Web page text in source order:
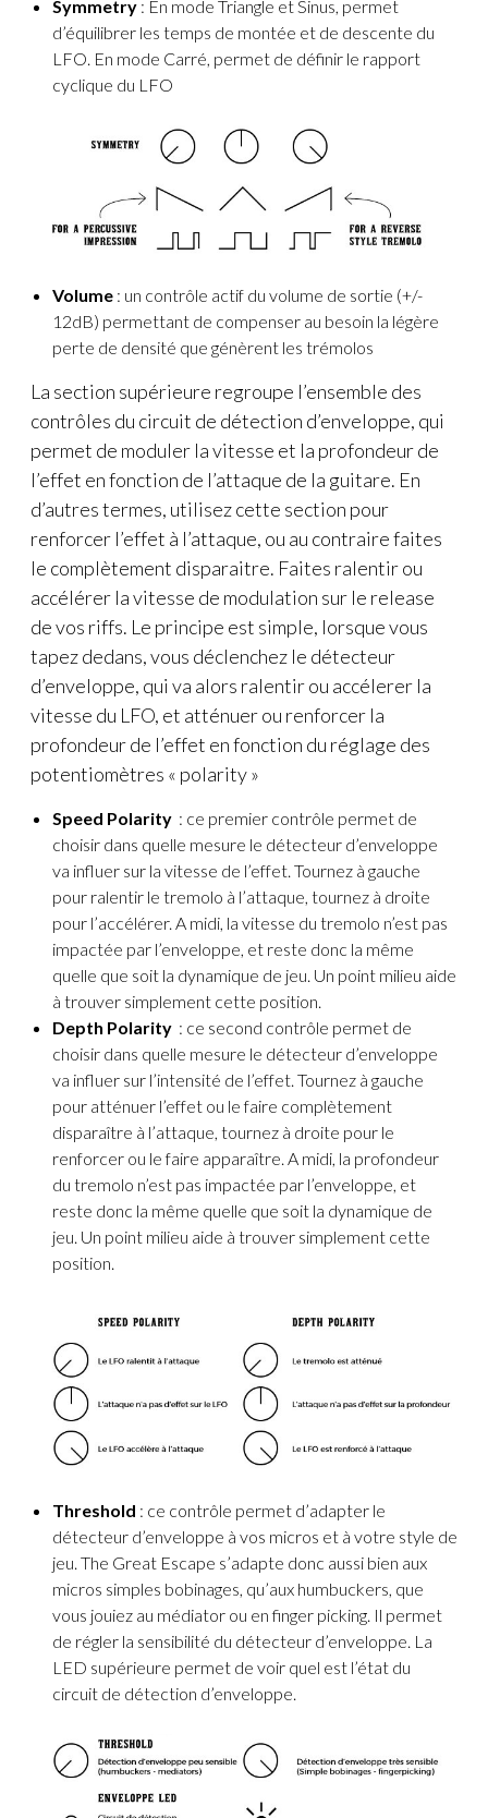
Symmetry : En mode Triangle et Sinus, permet
d’équilibrer les temps de montée et de descente du
LFO. En mode Carré, permet de définir le rapport
cyclique du LFO
Volume : un contrôle actif du volume de sortie (+/-
12dB) permettant de compenser au besoin la légère
perte de densité que génèrent les trémolos
La section supérieure regroupe l’ensemble des
contrôles du circuit de détection d’enveloppe, qui
permet de moduler la vitesse et la profondeur de
l’effet en fonction de l’attaque de la guitare. En
d’autres termes, utilisez cette section pour
renforcer l’effet à l’attaque, ou au contraire faites
le complètement disparaitre. Faites ralentir ou
accélérer la vitesse de modulation sur le release
de vos riffs. Le principe est simple, lorsque vous
tapez dedans, vous déclenchez le détecteur
d’enveloppe, qui va alors ralentir ou accélerer la
vitesse du LFO, et atténuer ou renforcer la
profondeur de l’effet en fonction du réglage des
potentiomètres « polarity »
Speed Polarity : ce premier contrôle permet de
choisir dans quelle mesure le détecteur d’enveloppe
va influer sur la vitesse de l’effet. Tournez à gauche
pour ralentir le tremolo à l’attaque, tournez à droite
pour l’accélérer. A midi, la vitesse du tremolo n’est pas
impactée par l’enveloppe, et reste donc la même
quelle que soit la dynamique de jeu. Un point milieu aide
à trouver simplement cette position.
Depth Polarity : ce second contrôle permet de
choisir dans quelle mesure le détecteur d’enveloppe
va influer sur l’intensité de l’effet. Tournez à gauche
pour atténuer l’effet ou le faire complètement
disparaître à l’attaque, tournez à droite pour le
renforcer ou le faire apparaître. A midi, la profondeur
du tremolo n’est pas impactée par l’enveloppe, et
reste donc la même quelle que soit la dynamique de
jeu. Un point milieu aide à trouver simplement cette
position.
Threshold : ce contrôle permet d’adapter le
détecteur d’enveloppe à vos micros et à votre style de
jeu. The Great Escape s’adapte donc aussi bien aux
micros simples bobinages, qu’aux humbuckers, que
vous jouiez au médiator ou en finger picking. Il permet
de régler la sensibilité du détecteur d’enveloppe. La
LED supérieure permet de voir quel est l’état du
circuit de détection d’enveloppe.